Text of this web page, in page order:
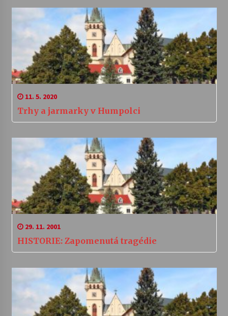
11. 5. 2020
Trhy a jarmarky v Humpolci
29. 11. 2001
HISTORIE: Zapomenutá tragédie